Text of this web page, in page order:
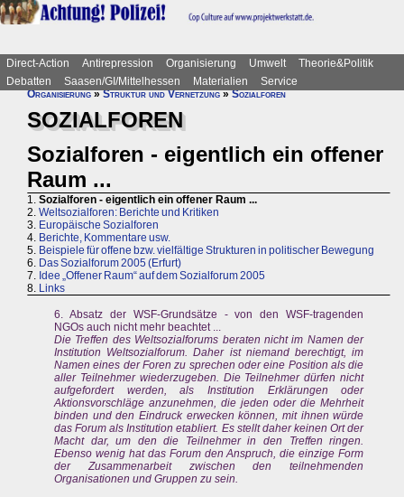
Direct-Action Antirepression Organisierung Umwelt
Theorie&Politik
Debatten
Saasen/GI/Mittelhessen Materialien
Service
Organisierung»Struktur und Vernetzung»Sozialforen
SOZIALFOREN
Sozialforen - eigentlich ein offener
Raum ...
1. Sozialforen - eigentlich ein offener Raum ...
2. Weltsozialforen: Berichte und Kritiken
3. Europäische Sozialforen
4. Berichte, Kommentare usw.
5. Beispiele für offene bzw. vielfältige Strukturen in politischer Bewegung
6. Das Sozialforum 2005 (Erfurt)
7. Idee „Offener Raum“ auf dem Sozialforum 2005
8. Links
6. Absatz der WSF-Grundsätze - von den WSF-tragenden
NGOs auch nicht mehr beachtet ...
Die Treffen des Weltsozialforums beraten nicht im Namen der
Institution Weltsozialforum. Daher ist niemand berechtigt, im
Namen eines der Foren zu sprechen oder eine Position als die
aller Teilnehmer wiederzugeben. Die Teilnehmer dürfen nicht
aufgefordert werden, als Institution Erklärungen oder
Aktionsvorschläge anzunehmen, die jeden oder die Mehrheit
binden und den Eindruck erwecken können, mit ihnen würde
das Forum als Institution etabliert. Es stellt daher keinen Ort der
Macht dar, um den die Teilnehmer in den Treffen ringen.
Ebenso wenig hat das Forum den Anspruch, die einzige Form
der Zusammenarbeit zwischen den teilnehmenden
Organisationen und Gruppen zu sein.